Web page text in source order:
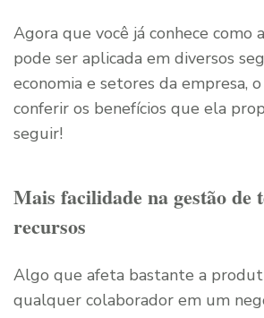
Agora que você já conhece como
pode ser aplicada em diversos
economia e setores da empresa,
conferir os benefícios que ela
seguir!
Mais facilidade na gestão de
recursos
Algo que afeta bastante a
qualquer colaborador em um